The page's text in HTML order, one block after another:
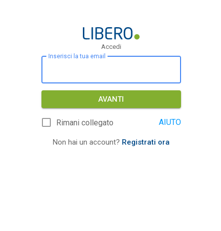
Accedi
Inserisci la tua email
AVANTI
Rimani collegato AIUTO
Non hai un account? Registrati ora